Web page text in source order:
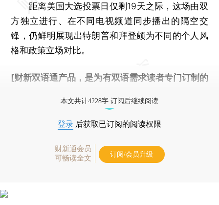
距离美国大选投票日仅剩19天之际，这场由双
方独立进行、在不同电视频道同步播出的隔空交
锋，仍鲜明展现出特朗普和拜登颇为不同的个人风
格和政策立场对比。
[财新双语通产品，是为有双语需求读者专门订制的
本文共计4228字 订阅后继续阅读
登录 后获取已订阅的阅读权限
财新通会员
可畅读全文
订阅/会员升级